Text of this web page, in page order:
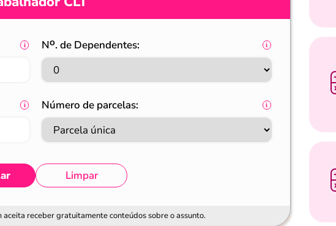
Nᴼ. de Dependentes:
Número de parcelas:
Limpar
receber gratuitamente conteúdos sobre o assunto.